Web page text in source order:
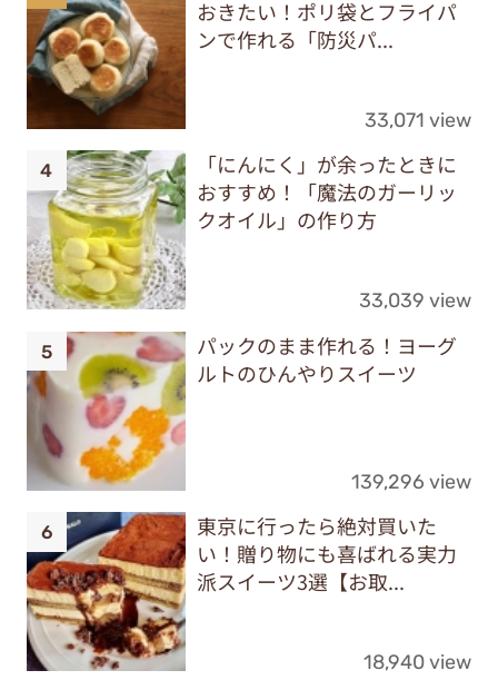
おきたい！ポリ袋とフライパ
ンで作れる「防災パ...
33,071 view
「にんにく」が余ったときに
おすすめ！「魔法のガーリッ
クオイル」の作り方
33,039 view
パックのまま作れる！ヨーグ
ルトのひんやりスイーツ
139,296 view
東京に行ったら絶対買いた
い！贈り物にも喜ばれる実力
派スイーツ3選【お取...
18,940 view